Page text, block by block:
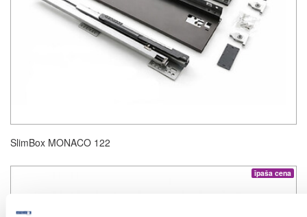
SlimBox MONACO 122
īpaša cena